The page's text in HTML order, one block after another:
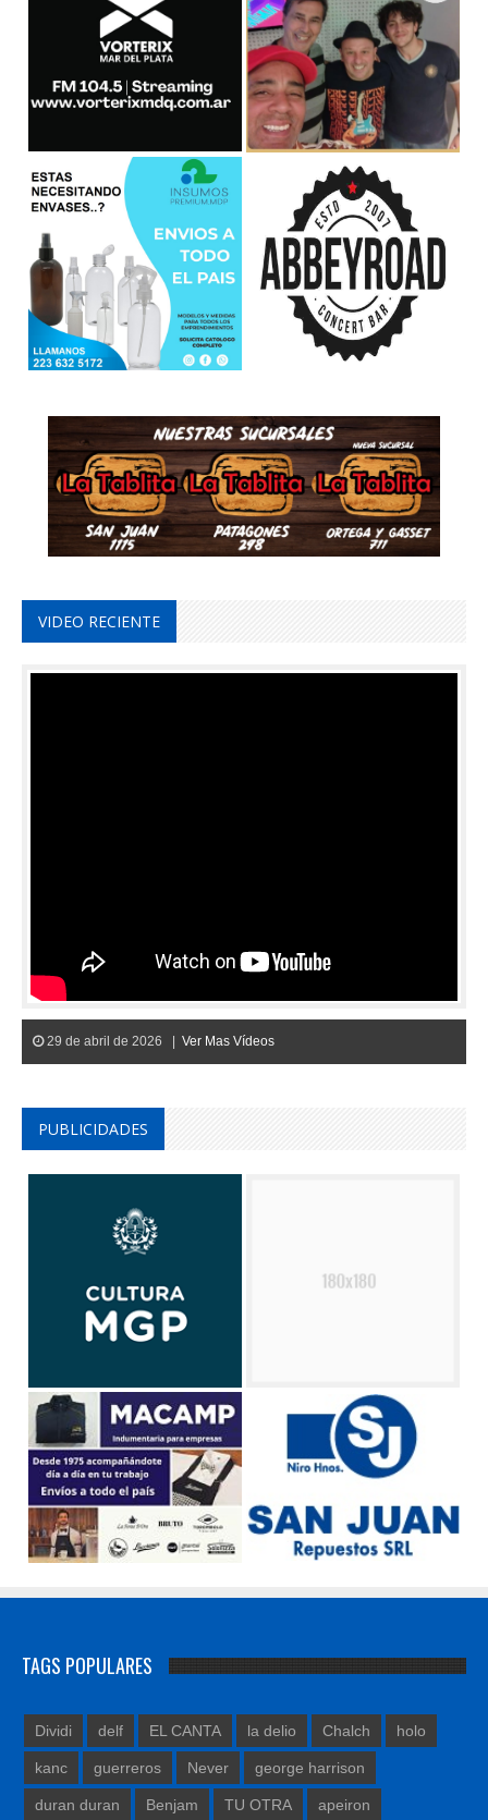
VIDEO RECIENTE
29 de abril de 2026 | Ver Mas Vídeos
PUBLICIDADES
TAGS POPULARES
Dividi delf EL CANTA la delio Chalch holo
kanc guerreros Never george harrison
duran duran Benjam TU OTRA apeiron